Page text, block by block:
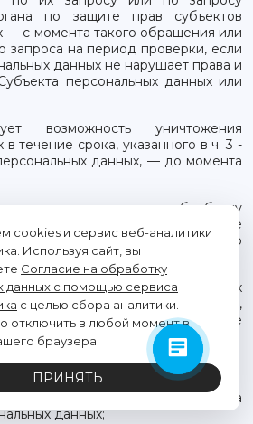
по защите прав субъектов
— с момента такого обращения или
запроса на период проверки, если
данных не нарушает права и
персональных данных или
возможность уничтожения
течение срока, указанного в ч. 3 -
данных, — до момента
также прекратить обработку
или обеспечить прекращение
действующим по поручению
случаях:
обработка персональных
Оператором или лицом,
Оператора, — в срок не
с даты этого выявления;
обработки персональных данных;
данных отозвал согласие на
данных;
cookies и сервис веб-аналитики
Используя сайт, вы
Согласие на обработку
данных с помощью сервиса
с целью сбора аналитики.
отключить в любой момент в
браузера
ПРИНЯТЬ